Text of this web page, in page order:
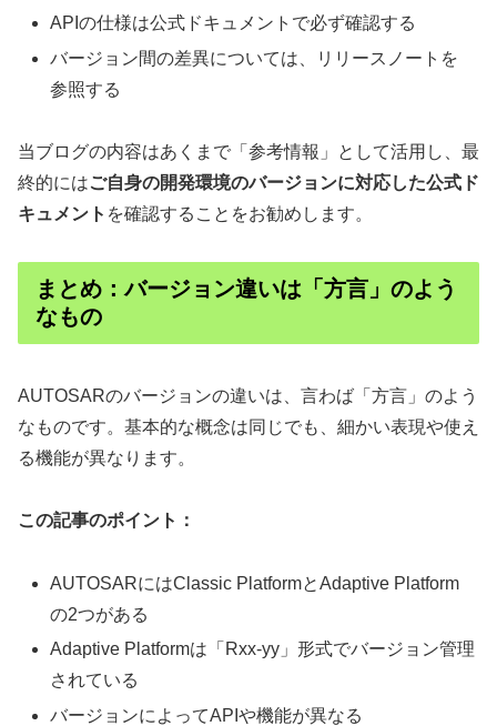
APIの仕様は公式ドキュメントで必ず確認する
バージョン間の差異については、リリースノートを
参照する
当ブログの内容はあくまで「参考情報」として活用し、最
終的にはご自身の開発環境のバージョンに対応した公式ド
キュメント を確認することをお勧めします。
まとめ：バージョン違いは「方言」のよう
なもの
AUTOSARのバージョンの違いは、言わば「方言」のよう
なものです。基本的な概念は同じでも、細かい表現や使え
る機能が異なります。
この記事のポイント：
AUTOSARにはClassic PlatformとAdaptive Platform
の2つがある
Adaptive Platformは「Rxx-yy」形式でバージョン管理
されている
バージョンによってAPIや機能が異なる